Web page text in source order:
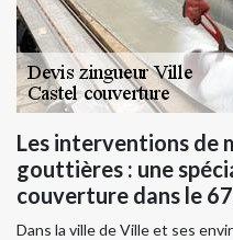
Les interventions de
gouttières : une
couverture dans le
Dans la ville de Ville et ses